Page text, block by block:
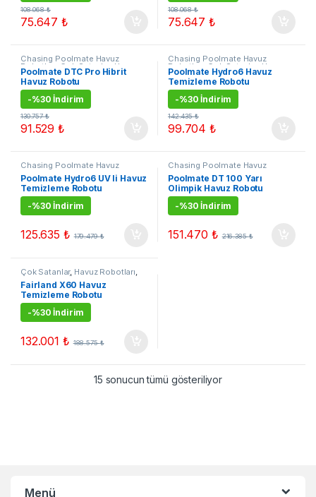
75.647₺
108.068₺
75.647₺
108.068₺
Chasing Poolmate Havuz
Robotları Çok Satanlar, Havuz
Robotları,Kampanyalı Ürünler
Poolmate DTC Pro Hibrit
Havuz Robotu
-%30 İndirim
91.529₺
130.757₺
Chasing Poolmate Havuz
Robotları Çok Satanlar Havuz
Robotları,Kampanyalı Ürünler
Poolmate Hydro6 Havuz
Temizleme Robotu
-%30 İndirim
99.704₺
142.435₺
Chasing Poolmate Havuz
Robotları Çok Satanlar,Havuz
Robotları,Kampanyalı Ürünler
Poolmate Hydro6 UV li Havuz
Temizleme Robotu
-%30 İndirim
125.635 ₺ 179.479₺
Chasing Poolmate Havuz
Robotları Çok Satanlar
Robotları,Kampanyalı Ürünler
Poolmate DT 100 Yarı
Olimpik Havuz Robotu
-%30 İndirim
151.470 ₺ 216.385₺
Çok Satanlar, Havuz Robotları,
Kampanyalı Ürünler
Fairland X60 Havuz
Temizleme Robotu
-%30 İndirim
132.001 ₺ 188.575₺
15 sonucun tümü gösteriliyor
Menü